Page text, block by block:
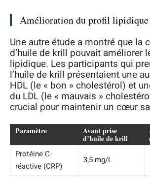
Amélioration du profil lipidique
Une autre étude a montré que la
d’huile de krill pouvait améliorer
lipidique. Les participants qui
l’huile de krill présentaient une
HDL (le « bon » cholestérol) et
du LDL (le « mauvais »
crucial pour maintenir un cœur
Paramètre Avant prise
d’huile de krill
Protéine C-
réactive (CRP)
3,5 mg/L